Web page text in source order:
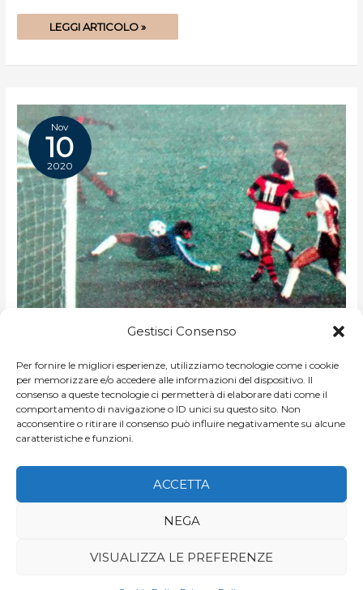
Gestisci Consenso
Per fornire le migliori esperienze, utilizziamo tecnologie come i cookie
per memorizzare e/o accedere alle informazioni del dispositivo. Il
consenso a queste tecnologie ci permetterà di elaborare dati come il
comportamento di navigazione o ID unici su questo sito. Non
acconsentire o ritirare il consenso può influire negativamente su alcune
caratteristiche e funzioni.
ACCETTA
NEGA
VISUALIZZA LE PREFERENZE
LEGGI ARTICOLO »
Nov
10
2020
Libertadores 1982 Seconda fase: River
NICCOLO MELLO COPPA LIBERTADORES
Immagine di copertina: Lico, migliore in campo
[https://trivela.com.br] Gara spettacolare a Buenos Aires tra
River e Flamengo. I brasiliani si impongono 3-0, i padroni di
PLATE-
FLAMENGO
0-
3